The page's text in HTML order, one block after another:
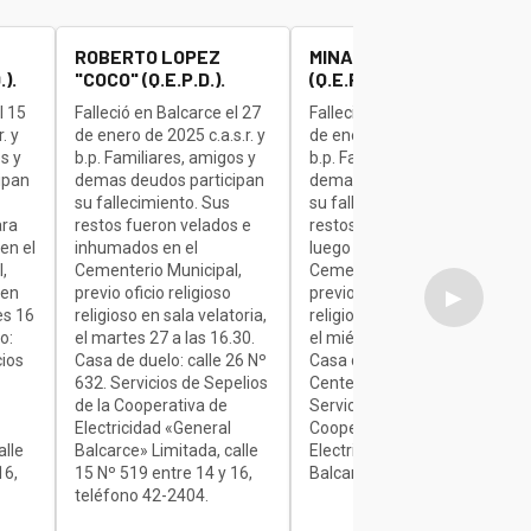
15
y
y
el
16
ROBERTO LOPEZ
"COCO" (Q.E.P.D.).
Falleció en Balcarce el 27
de enero de 2025 c.a.s.r. y
b.p. Familiares, amigos y
demas deudos participan
su fallecimiento. Sus
restos fueron velados e
inhumados en el
Cementerio Municipal,
previo oficio religioso
religioso en sala velatoria,
el martes 27 a las 16.30.
Casa de duelo: calle 26 Nº
632. Servicios de Sepelios
de la Cooperativa de
Electricidad «General
Balcarce» Limitada, calle
15 Nº 519 entre 14 y 16,
teléfono 42-2404.
MINAUDO JOSE "BETA"
(Q.E.P.D.).
Falleció en Balcarce el 27
de enero de 2025 c.a.s.r. y
b.p. Familiares, amigos y
demas deudos participan
su fallecimiento. Sus
restos son velados para
luego ser inhumados en el
Cementerio Municipal,
previo oficio religioso
religioso en sala velatoria,
el miércoles de 7 a 9.30.
Casa de duelo: Av.
Centenario Nº 1840.
Servicios de Sepelios de la
Cooperativa de
Electricidad «General
Balcarce» Limitada.
▶